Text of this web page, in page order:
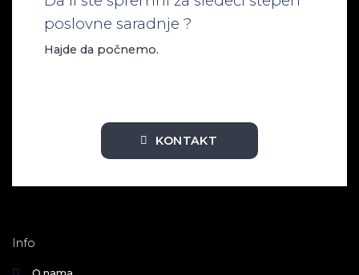
poslovne saradnje ?
Hajde da počnemo.
KONTAKT
Info